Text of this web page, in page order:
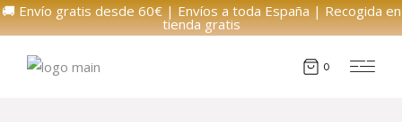
🚚 Envío gratis desde 60€ | Envíos a toda España | Recogida en
tienda gratis
0